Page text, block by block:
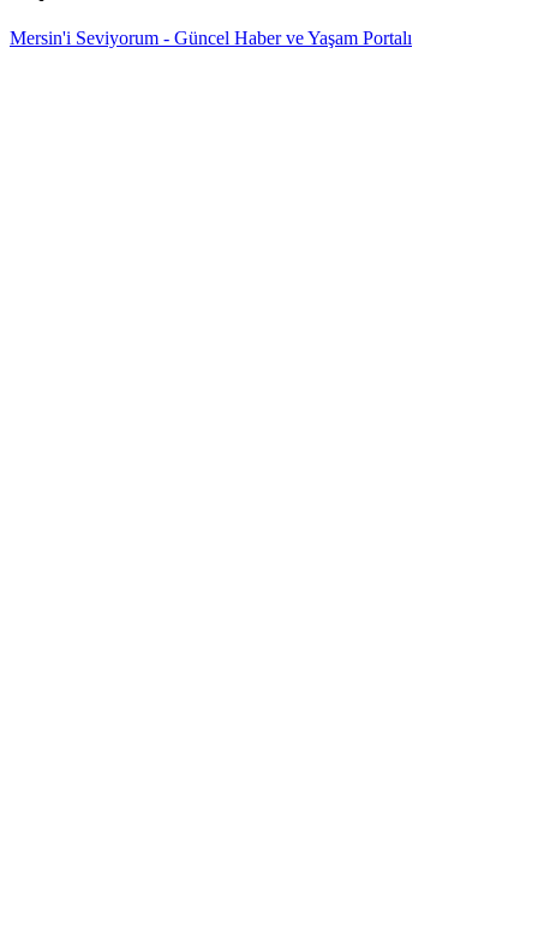
Mersin'i Seviyorum - Güncel Haber ve Yaşam Portalı